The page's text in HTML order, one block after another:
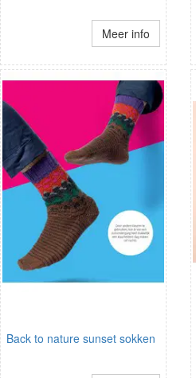
Meer info
Back to nature sunset sokken